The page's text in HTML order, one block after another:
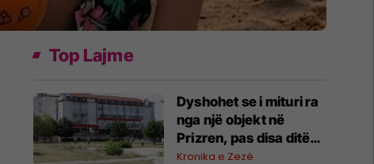
Top Lajme
Dyshohet se i mituri ra
nga një objekt në
Prizren, pas disa ditësh
ndërroi jetë në QKUK
Kronika e Zezë